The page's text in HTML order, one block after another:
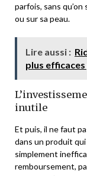
parfois, sans
ou sur sa peau.
Lire aussi :
plus
inutile
Et puis, il ne faut
dans un produit qui
simplement
remboursement,